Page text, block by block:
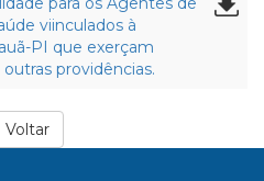
viinculados à
PI que exerçam
providências.
Voltar